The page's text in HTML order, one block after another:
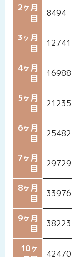
2ヶ月
目
8494
3ヶ月
目
12741
4ヶ月
目
16988
5ヶ月
目
21235
6ヶ月
目
25482
7ヶ月
目
29729
8ヶ月
目
33976
9ヶ月
目
38223
10ヶ
42470